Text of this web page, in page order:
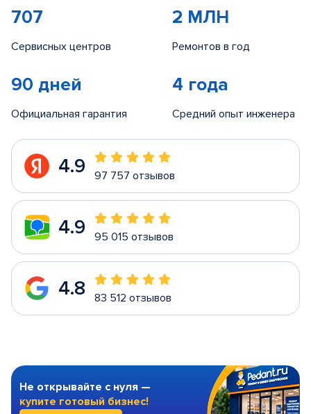
707
Сервисных центров
2 МЛН
Ремонтов в год
90 дней
Официальная гарантия
4 года
Средний опыт инженера
4.9 97 757 отзывов
4.9 95 015 отзывов
4.8 83 512 отзывов
Не открывайте с нуля —
купите готовый бизнес!